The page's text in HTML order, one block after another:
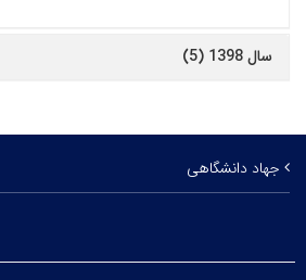
سال 1398 (5)
جهاد دانشگاهی